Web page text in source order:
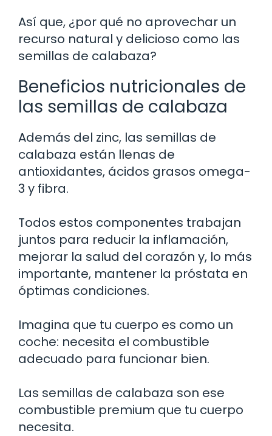
Así que, ¿por qué no aprovechar un
recurso natural y delicioso como las
semillas de calabaza?
Beneficios nutricionales de
las semillas de calabaza
Además del zinc, las semillas de
calabaza están llenas de
antioxidantes, ácidos grasos omega-
3 y fibra.
Todos estos componentes trabajan
juntos para reducir la inflamación,
mejorar la salud del corazón y, lo más
importante, mantener la próstata en
óptimas condiciones.
Imagina que tu cuerpo es como un
coche: necesita el combustible
adecuado para funcionar bien.
Las semillas de calabaza son ese
combustible premium que tu cuerpo
necesita.